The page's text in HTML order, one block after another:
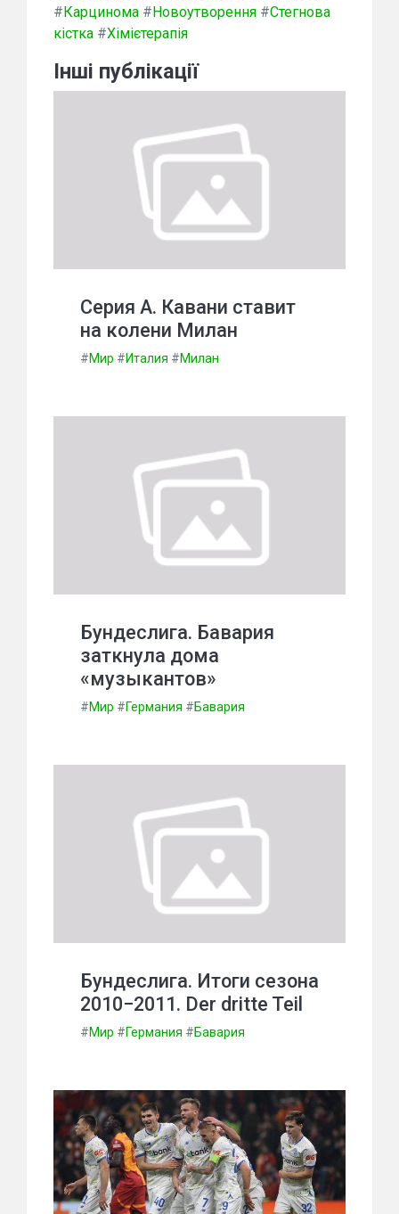
#Карцинома #Новоутворення #Стегнова
кістка #Хімієтерапія
Інші публікації
Серия А. Кавани ставит
на колени Милан
#Мир #Италия #Милан
Бундеслига. Бавария
заткнула дома
«музыкантов»
#Мир #Германия #Бавария
Бундеслига. Итоги сезона
2010−2011. Der dritte Teil
#Мир #Германия #Бавария